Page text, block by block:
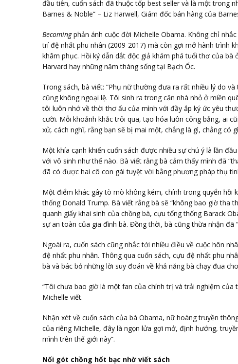
đầu tiên, cuốn sách đã thuộc tốp best seller và là một trong
Barnes & Noble” – Liz Harwell, Giám đốc bán hàng của
Becomingphản ánh cuộc đời Michelle Obama. Không chỉ
trí đệ nhất phu nhân (2009-2017) mà còn gợi mở hành trình
khâm phục. Hồi ký dẫn dắt độc giả khám phá tuổi thơ của
Harvard hay những năm tháng sống tại Bạch Ốc.
Trong sách, bà viết: “Phụ nữ thường đưa ra rất nhiều lý do
cũng không ngoại lệ. Tôi sinh ra trong căn nhà nhỏ ở miền
tôi luôn nhớ về thời thơ ấu của mình với đầy ắp ký ức yêu
cười. Mỗi khoảnh khắc trôi qua, tạo hóa luôn công bằng, ai
xử, cách nghĩ, rằng bạn sẽ bị mai một, chẳng là gì, chẳng có
Một khía cạnh khiến cuốn sách được nhiều sự chú ý là lần
với vô sinh như thế nào. Bà viết rằng bà cảm thấy mình đã
đã có được hai cô con gái tuyệt vời bằng phương pháp thụ
Một điểm khác gây tò mò không kém, chính trong quyển hồi
thống Donald Trump. Bà viết rằng bà sẽ “không bao giờ tha
quanh giấy khai sinh của chồng bà, cựu tổng thống Barack
sự an toàn của gia đình bà. Đồng thời, bà cũng thừa nhận đã
Ngoài ra, cuốn sách cũng nhắc tới nhiều điều về cuộc hôn
đệ nhất phu nhân. Thông qua cuốn sách, cựu đệ nhất phu
bà và bác bỏ những lời suy đoán về khả năng bà chạy đua
“Tôi chưa bao giờ là một fan của chính trị và trải nghiệm
Michelle viết.
Nhận xét về cuốn sách của bà Obama, nữ hoàng truyền
của riêng Michelle, đây là ngọn lửa gợi mở, định hướng,
mình trên thế giới này”.
Nối gót chồng hốt bạc nhờ viết sách